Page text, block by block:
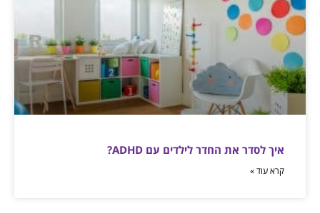
איך לסדר את החדר לילדים עם ADHD?
קרא עוד »